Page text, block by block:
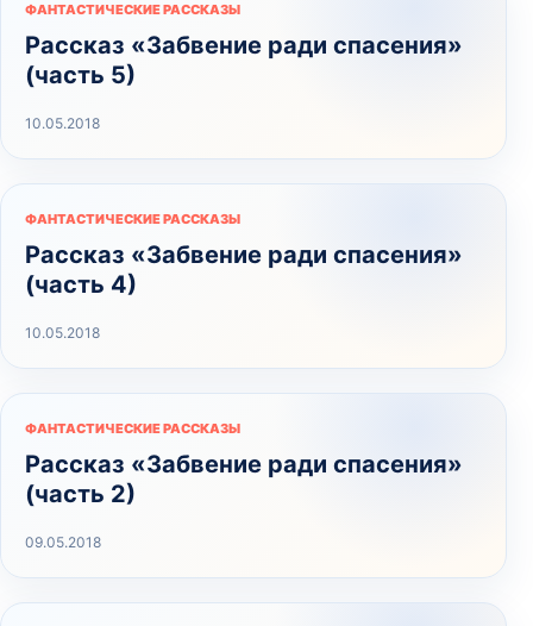
ФАНТАСТИЧЕСКИЕ РАССКАЗЫ
Рассказ «Забвение ради спасения»
(часть 5)
10.05.2018
ФАНТАСТИЧЕСКИЕ РАССКАЗЫ
Рассказ «Забвение ради спасения»
(часть 4)
10.05.2018
ФАНТАСТИЧЕСКИЕ РАССКАЗЫ
Рассказ «Забвение ради спасения»
(часть 2)
09.05.2018